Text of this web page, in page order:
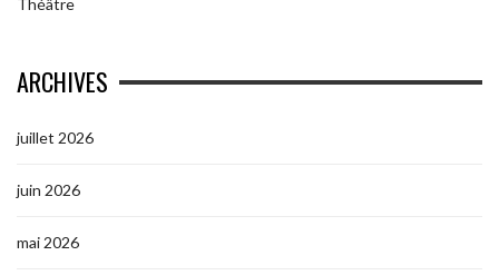
Théâtre
ARCHIVES
juillet 2026
juin 2026
mai 2026